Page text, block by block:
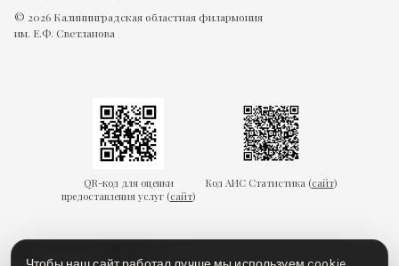
© 2026 Калининградская областная филармония
им. Е.Ф. Светланова
QR-код для оценки
предоставления услуг (сайт)
Код АИС Статистика (сайт)